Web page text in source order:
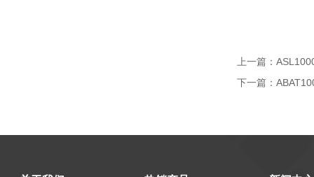
上一篇：
下一篇：